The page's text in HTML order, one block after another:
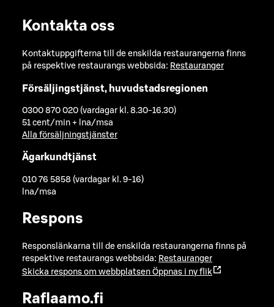
Kontakta oss
Kontaktuppgifterna till de enskilda restaurangerna finns
på respektive restaurangs webbsida: Restauranger
Försäljingstjänst, huvudstadsregionen
0300 870 020 (vardagar kl. 8.30-16.30)
51 cent/min + lna/msa
Alla försäljningstjänster
Ägarkundtjänst
010 76 5858 (vardagar kl. 9-16)
lna/msa
Respons
Responslänkarna till de enskilda restaurangerna finns på
respektive restaurangs webbsida: Restauranger
Skicka respons om webbplatsen Öppnas i ny flik
Raflaamo.fi